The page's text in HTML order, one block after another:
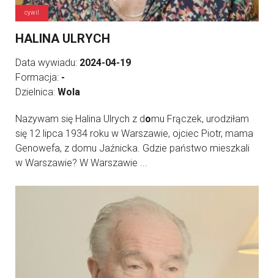
cywil
HALINA ULRYCH
Data wywiadu: 2024-04-19
Formacja: -
Dzielnica: Wola
Nazywam się Halina Ulrych z domu Frączek, urodziłam
się 12 lipca 1934 roku w Warszawie, ojciec Piotr, mama
Genowefa, z domu Jaźnicka. Gdzie państwo mieszkali
w Warszawie? W Warszawie ...